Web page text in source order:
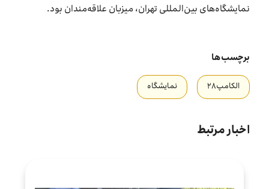
نمایشگاه‌های بین‌المللی تهران، میزبان علاقه‌مندان بود.
برچسب‌ها
الکامپ۲۸ نمایشگاه
اخبار مرتبط